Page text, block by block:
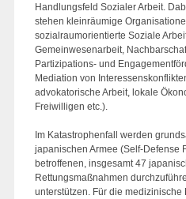
Handlungsfeld Sozialer Arbeit.
stehen kleinräumige
sozialraumorientierte Soziale
Gemeinwesenarbeit,
Partizipations- und
Mediation von
advokatorische Arbeit, lokale
Freiwilligen etc.).
Im Katastrophenfall werden
japanischen Armee (Self-Defense
betroffenen, insgesamt 47
Rettungsmaßnahmen
unterstützen. Für die